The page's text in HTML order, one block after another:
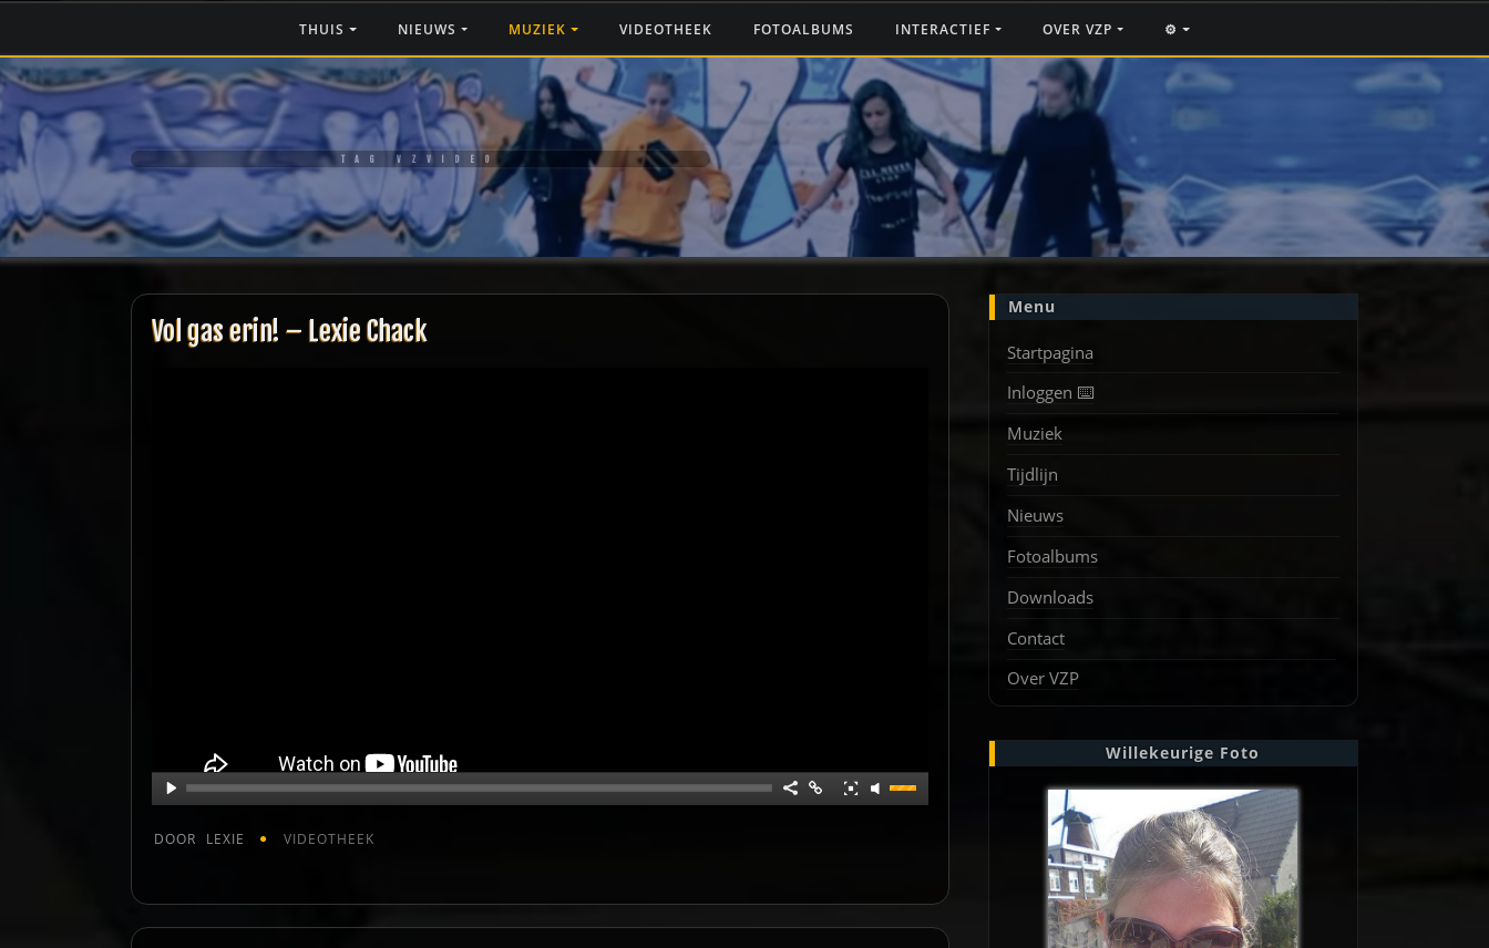
de
inhoud
THUIS NIEUWS MUZIEK VIDEOTHEEK FOTOALBUMS INTERACTIEF OVER VZP ⚙️
TAG VZVIDEO
Vol gas erin! – Lexie Chack
DOOR LEXIE VIDEOTHEEK
Menu
Startpagina
Inloggen ⌨️
Muziek
Tijdlijn
Nieuws
Fotoalbums
Downloads
Contact
Over VZP
Willekeurige Foto